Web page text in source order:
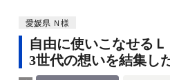
愛媛県 Ｎ様
自由に使いこなせるＬ
3世代の想いを結集し